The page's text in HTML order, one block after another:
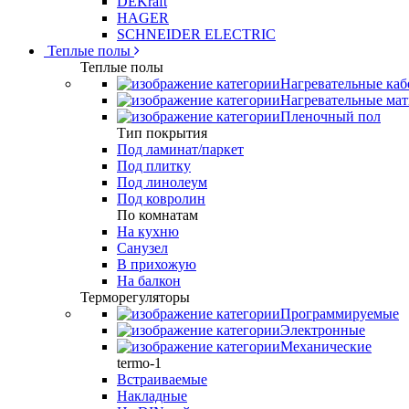
HAGER
SCHNEIDER ELECTRIC
Теплые полы
Теплые полы
Нагревательные
Нагревательные
Пленочный пол
Тип покрытия
Под ламинат/паркет
Под плитку
Под линолеум
Под ковролин
По комнатам
На кухню
Санузел
В прихожую
На балкон
Терморегуляторы
Программируемые
Электронные
Механические
termo-1
Встраиваемые
Накладные